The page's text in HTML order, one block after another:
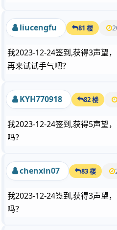
liucengfu 81 楼
我2023-12-24签到,获得3声望
再来试试手气吧？
KYH770918 82 楼
我2023-12-24签到,获得5声望
吗？
chenxin07 83 楼
我2023-12-24签到,获得3声望
吗？